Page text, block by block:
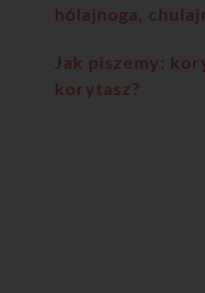
hólajnoga,
Jak piszemy:
korytasz?